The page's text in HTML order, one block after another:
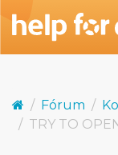
Fórum
TRY TO